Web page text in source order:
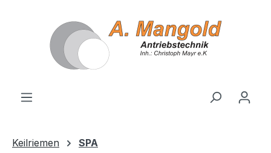
Keilriemen SPA